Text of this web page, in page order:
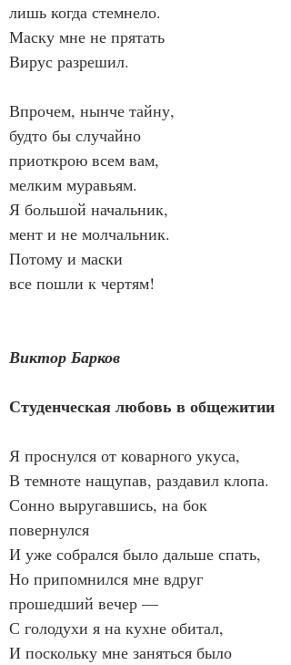
лишь когда стемнело.
Маску мне не прятать
Вирус разрешил.
Впрочем, нынче тайну,
будто бы случайно
приоткрою всем вам,
мелким муравьям.
Я большой начальник,
мент и не молчальник.
Потому и маски
все пошли к чертям!
Виктор Барков
Студенческая любовь в общежитии
Я проснулся от коварного укуса,
В темноте нащупав, раздавил клопа.
Сонно выругавшись, на бок
повернулся
И уже собрался было дальше спать,
Но припомнился мне вдруг
прошедший вечер —
С голодухи я на кухне обитал,
И поскольку мне заняться было